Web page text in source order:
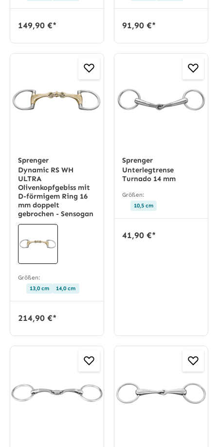
149,90 €* 91,90 €*
Sprenger
Dynamic RS WH
ULTRA
Olivenkopfgebiss mit
D-förmigem Ring 16
mm doppelt
gebrochen - Sensogan
Größen:
13,0 cm
14,0 cm
214,90 €*
Sprenger
Unterlegtrense
Turnado 14 mm
Größen:
10,5 cm
41,90 €*